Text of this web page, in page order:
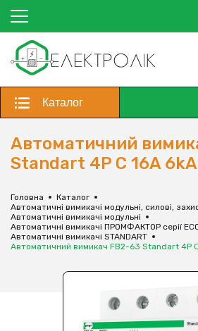
Каталог
Автоматичний
Standart 4P C 16A
Головна
Каталог
Автоматичні вимикачі модульні, силові,
Автоматичні вимикачі модульні
Автоматичні вимикачі ПРОМФАКТОР серії
Автоматичні вимикачі STANDART
Автоматичний вимикач FB2-63 Standart 4P C